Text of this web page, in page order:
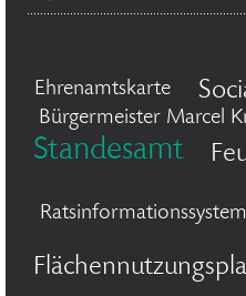
Ehrenamtskarte
Bürgermeister Marcel
Standesamt
Ratsinformationssystem